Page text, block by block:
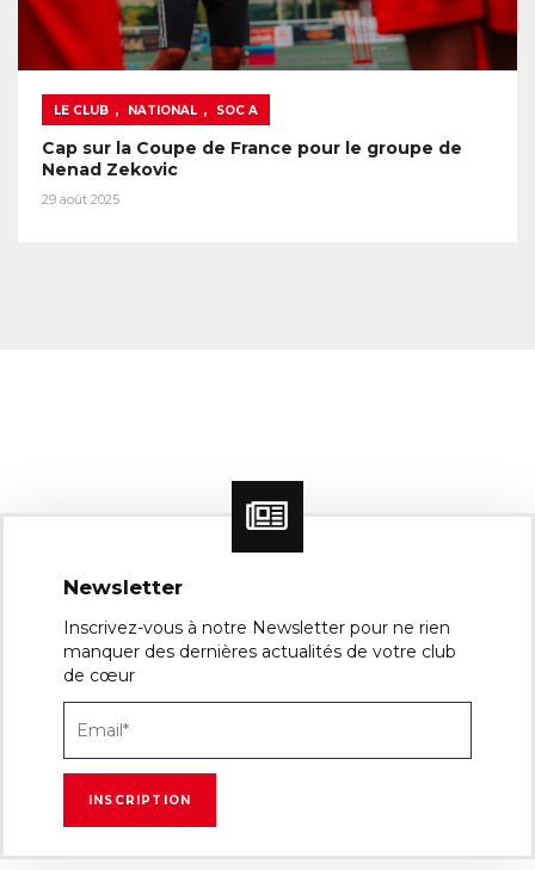
LE CLUB , NATIONAL , SOC A
Cap sur la Coupe de France pour le groupe de
Nenad Zekovic
29 août 2025
Newsletter
Inscrivez-vous à notre Newsletter pour ne rien
manquer des dernières actualités de votre club
de cœur